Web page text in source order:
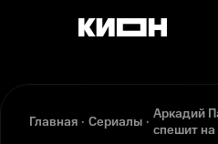
Главная Сериалы Аркадий
спешит